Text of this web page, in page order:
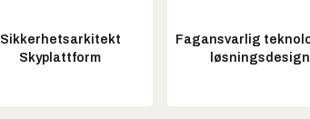
Sikkerhetsarkitekt
Skyplattform
Fagansvarlig
løsningsdesign